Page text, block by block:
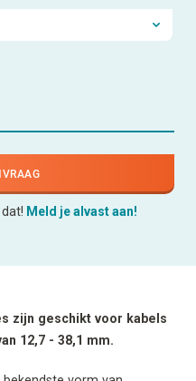
Meld je alvast aan!
zijn geschikt voor kabels
12,7 - 38,1 mm.